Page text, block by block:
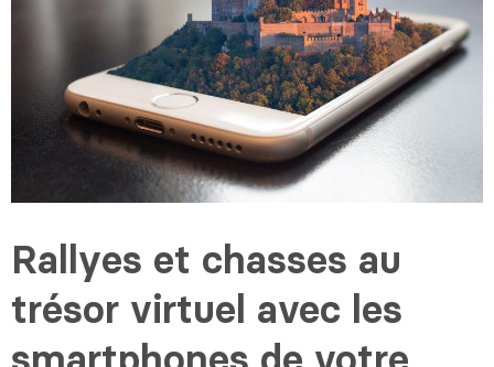
Rallyes et chasses au
trésor virtuel avec les